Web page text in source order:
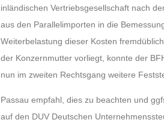
inländischen Vertriebsgesellschaft nach
aus den Parallelimporten in die
Weiterbelastung dieser Kosten
der Konzernmutter vorliegt, konnte der
nun im zweiten Rechtsgang weitere
Passau empfahl, dies zu beachten und
auf den DUV Deutschen